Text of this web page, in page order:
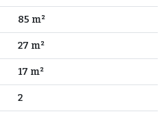
85 m²
27 m²
17 m²
2